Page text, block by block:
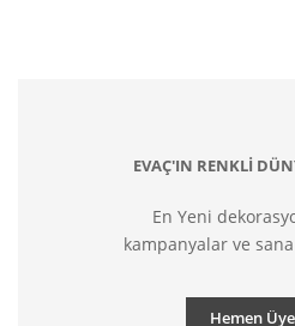
EVAÇ'IN RENKLİ
En Yeni
kampanyalar ve
Hemen